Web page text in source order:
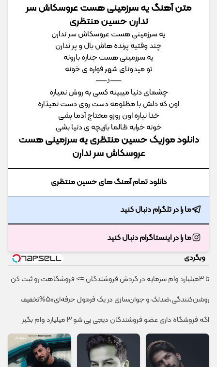
متن آهنگ یه سرزمینی هست عروسکاش سر
ندارن حسین منتظری
یه سرزمینی هست عروسکاش سر ندارن
چند وقتیه پرنده هاش بال و پر ندارن
یه سرزمینی هست جنازه بارونه
تو میدونای شهر فواره ی خونه
──♪──
چشمای دنیا میبینه کسی به روش نمیاره
اون که دلش با مظلومه دست روی دست نمیذاره
خدا نیاره اون روزو محتاج آدما بشی
خونه خرابه ظالما بازیچه ی دنیا بشی
دانلود موزیک حسین منتظری یه سرزمینی هست
عروسکاش سر ندارن
دانلود تمام آهنگ های حسین منتظری
ما را در تلگرام دنبال کنید
ما را در اینستاگرام دنبال کنید
وبگردی
تا 3میلیارد وام سرمایه در گردش فروشندگان => فروشگاهت رو ثبت کن
روشن‌کنندگی،ضد‌لک و جوان‌سازی در یک فرمول حرفه‌ای50%تخفیف
اگه فروشگاه داری عضو فروشندگان دیجی پی شو 3 میلیارد وام بگیر